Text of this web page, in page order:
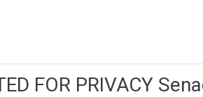
FOR PRIVACY